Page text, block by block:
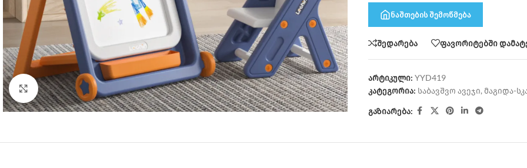
Click to enlarge
ნაშთების შემოწმება
შედარება ფავორიტებში
არტიკული: YYD419
კატეგორია: საბავშვო ავეჯი, მაგიდა-
გაზიარება: